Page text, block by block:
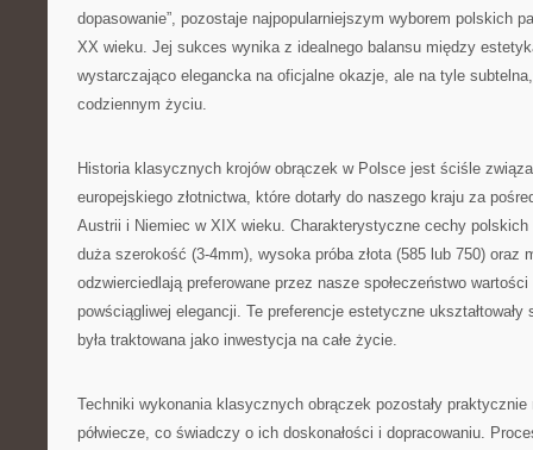
dopasowanie”, pozostaje najpopularniejszym wyborem polskich
XX wieku. Jej sukces wynika z idealnego balansu między
wystarczająco elegancka na oficjalne okazje, ale na tyle
codziennym życiu.
Historia klasycznych krojów obrączek w Polsce jest ściśle
europejskiego złotnictwa, które dotarły do naszego kraju za
Austrii i Niemiec w XIX wieku. Charakterystyczne cechy
duża szerokość (3-4mm), wysoka próba złota (585 lub 750) oraz
odzwierciedlają preferowane przez nasze społeczeństwo
powściągliwej elegancji. Te preferencje estetyczne
była traktowana jako inwestycja na całe życie.
Techniki wykonania klasycznych obrączek pozostały
półwiecze, co świadczy o ich doskonałości i dopracowaniu.